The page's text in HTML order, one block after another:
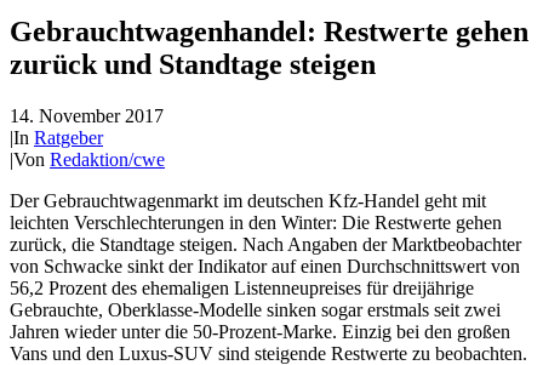
Gebrauchtwagenhandel: Restwerte gehen
zurück und Standtage steigen
14. November 2017
|In Ratgeber
|Von Redaktion/cwe
Der Gebrauchtwagenmarkt im deutschen Kfz-Handel geht mit
leichten Verschlechterungen in den Winter: Die Restwerte gehen
zurück, die Standtage steigen. Nach Angaben der Marktbeobachter
von Schwacke sinkt der Indikator auf einen Durchschnittswert von
56,2 Prozent des ehemaligen Listenneupreises für dreijährige
Gebrauchte, Oberklasse-Modelle sinken sogar erstmals seit zwei
Jahren wieder unter die 50-Prozent-Marke. Einzig bei den großen
Vans und den Luxus-SUV sind steigende Restwerte zu beobachten.